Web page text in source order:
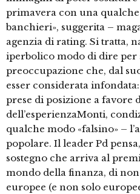
primavera con una
banchieri», suggerita –
agenzia di rating. Si tratta,
iperbolico modo di dire per
preoccupazione che, dal
esser considerata
prese di posizione a favore
dell’esperienzaMonti,
qualche modo «falsino» –
popolare. Il leader Pd
sostegno che arriva al
mondo della finanza, di
europee (e non solo